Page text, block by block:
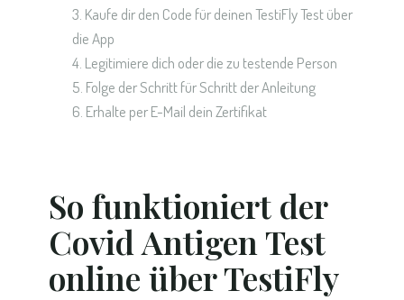
Kaufe dir den Code für deinen TestiFly Test über
die App
Legitimiere dich oder die zu testende Person
Folge der Schritt für Schritt der Anleitung
Erhalte per E-Mail dein Zertifikat
So funktioniert der
Covid Antigen Test
online über TestiFly